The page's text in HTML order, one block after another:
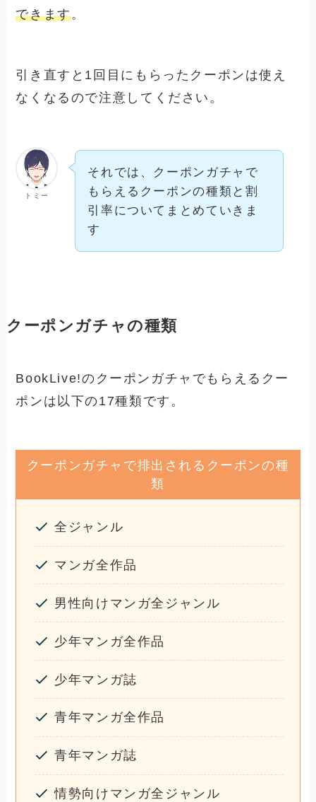
できます。
引き直すと1回目にもらったクーポンは使え
なくなる ので注意してください。
トミー
それでは、クーポンガチャで
もらえるクーポンの種類と割
引率についてまとめていきま
す
クーポンガチャの種類
BookLive!のクーポンガチャでもらえるクー
ポンは以下の17種類です。
クーポンガチャで排出されるクーポンの種
類
全ジャンル
マンガ全作品
男性向けマンガ全ジャンル
少年マンガ全作品
少年マンガ誌
青年マンガ全作品
青年マンガ誌
情勢向けマンガ全ジャンル